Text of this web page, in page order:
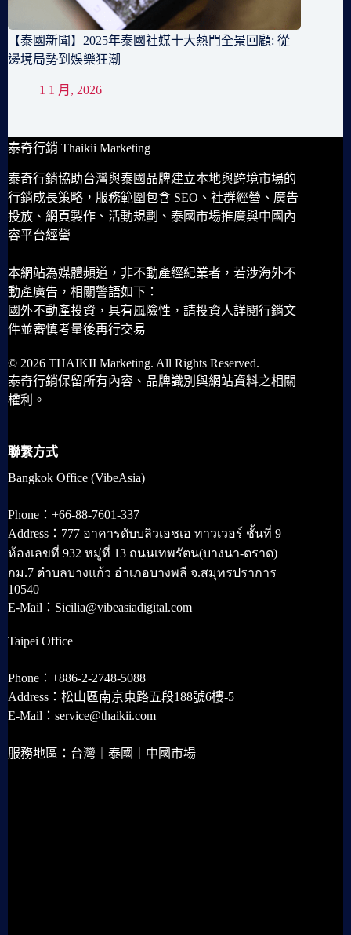
【泰國新聞】2025年泰國社媒十大熱門全景回顧: 從
邊境局勢到娛樂狂潮
1 1 月, 2026
泰奇行銷 Thaikii Marketing
泰奇行銷協助台灣與泰國品牌建立本地與跨境市場的
行銷成長策略，服務範圍包含 SEO、社群經營、廣告
投放、網頁製作、活動規劃、泰國市場推廣與中國內
容平台經營
本網站為媒體頻道，非不動產經紀業者，若涉海外不
動產廣告，相關警語如下：
國外不動產投資，具有風險性，請投資人詳閱行銷文
件並審慎考量後再行交易
© 2026 THAIKII Marketing. All Rights Reserved.
泰奇行銷保留所有內容、品牌識別與網站資料之相關
權利。
聯繫方式
Bangkok Office (VibeAsia)
Phone：+66-88-7601-337
Address：777 อาคารดับบลิวเอชเอ ทาวเวอร์ ชั้นที่ 9
ห้องเลขที่ 932 หมู่ที่ 13 ถนนเทพรัตน(บางนา-ตราด)
กม.7 ตำบลบางแก้ว อำเภอบางพลี จ.สมุทรปราการ
10540
E-Mail：Sicilia@vibeasiadigital.com
Taipei Office
Phone：+886-2-2748-5088
Address：松山區南京東路五段188號6樓-5
E-Mail：service@thaikii.com
服務地區：台灣｜泰國｜中國市場